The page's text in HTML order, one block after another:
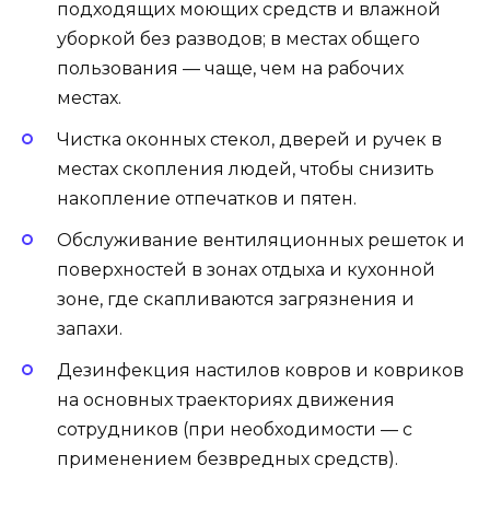
подходящих моющих средств и влажной
уборкой без разводов; в местах общего
пользования — чаще, чем на рабочих
местах.
Чистка оконных стекол, дверей и ручек в
местах скопления людей, чтобы снизить
накопление отпечатков и пятен.
Обслуживание вентиляционных решеток и
поверхностей в зонах отдыха и кухонной
зоне, где скапливаются загрязнения и
запахи.
Дезинфекция настилов ковров и ковриков
на основных траекториях движения
сотрудников (при необходимости — с
применением безвредных средств).